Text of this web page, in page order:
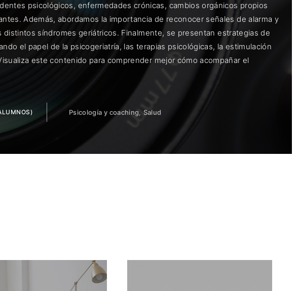
psicológicos, enfermedades crónicas, cambios orgánicos propios
Además, abordamos la importancia de reconocer señales de alarma y
distintos síndromes geriátricos. Finalmente, se presentan estrategias de
el papel de la psicogeriatría, las terapias psicológicas, la estimulación
este contenido para comprender mejor cómo acompañar el
Psicología y coaching Salud